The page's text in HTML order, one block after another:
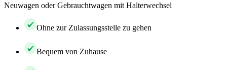
Neuwagen oder Gebrauchtwagen mit Halterwechsel
Ohne zur Zulassungsstelle zu gehen
Bequem von Zuhause